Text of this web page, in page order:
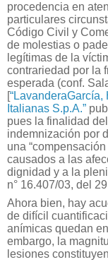
procedencia en
particulares
Código Civil y
de molestias o
legítimas de la
contrariedad por la
esperada (conf.
[
Italianas S.p.A.”
pues la finalidad
indemnización por
una
causados a las
dignidad y a la
n° 16.407/03, del
Ahora bien, hay
de difícil
anímicas quedan
embargo, la
lesiones